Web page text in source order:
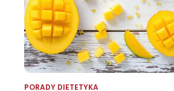
PORADY DIETETYKA